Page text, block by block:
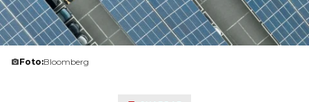
Foto:Bloomberg